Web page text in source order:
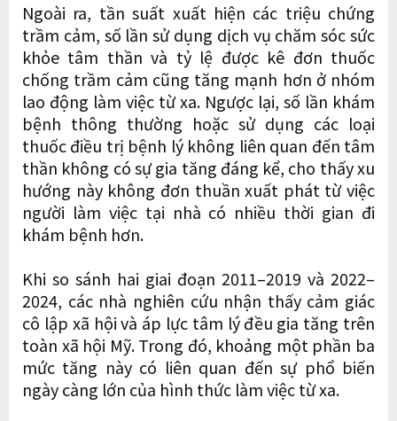
Ngoài ra, tần suất xuất hiện các triệu chứng
trầm cảm, số lần sử dụng dịch vụ chăm sóc sức
khỏe tâm thần và tỷ lệ được kê đơn thuốc
chống trầm cảm cũng tăng mạnh hơn ở nhóm
lao động làm việc từ xa. Ngược lại, số lần khám
bệnh thông thường hoặc sử dụng các loại
thuốc điều trị bệnh lý không liên quan đến tâm
thần không có sự gia tăng đáng kể, cho thấy xu
hướng này không đơn thuần xuất phát từ việc
người làm việc tại nhà có nhiều thời gian đi
khám bệnh hơn.
Khi so sánh hai giai đoạn 2011–2019 và 2022–
2024, các nhà nghiên cứu nhận thấy cảm giác
cô lập xã hội và áp lực tâm lý đều gia tăng trên
toàn xã hội Mỹ. Trong đó, khoảng một phần ba
mức tăng này có liên quan đến sự phổ biến
ngày càng lớn của hình thức làm việc từ xa.